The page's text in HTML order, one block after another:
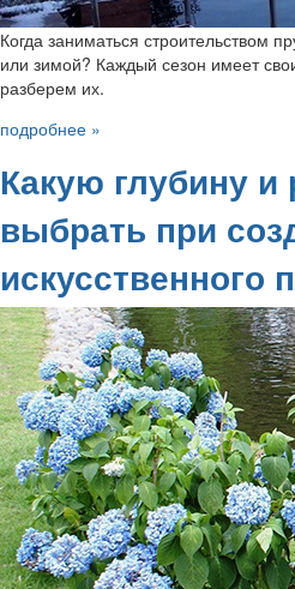
Когда заниматься строительством
или зимой? Каждый сезон имеет
разберем их.
подробнее »
Какую глубину и
выбрать при
искусственного